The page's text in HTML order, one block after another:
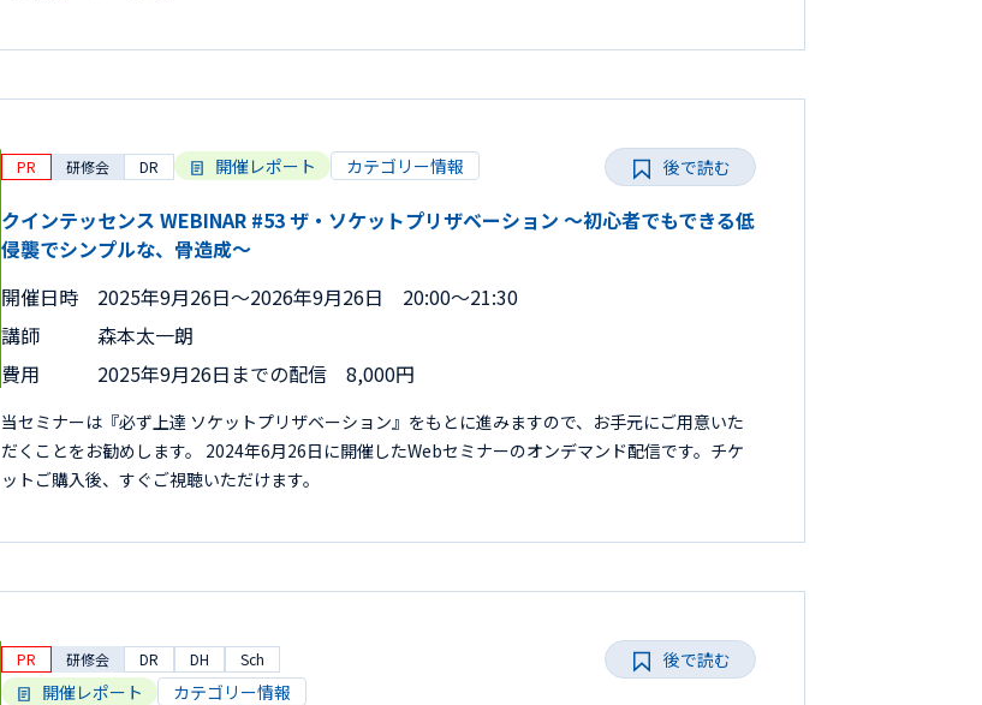
PR 研修会 DR 開催レポート カテゴリー情報
クインテッセンス WEBINAR #53 ザ・ソケットプリザベーション 〜初心者でもできる低
侵襲でシンプルな、骨造成〜
開催日時
2025年9月26日〜2026年9月26日 20:00～21:30
講師
森本太一朗
費用
2025年9月26日までの配信 8,000円
当セミナーは『必ず上達 ソケットプリザベーション』をもとに進みますので、お手元にご用意いた
だくことをお勧めします。 2024年6月26日に開催したWebセミナーのオンデマンド配信です。チケ
ットご購入後、すぐご視聴いただけます。
後で読む
PR 研修会 DR DH Sch
開催レポート カテゴリー情報
後で読む